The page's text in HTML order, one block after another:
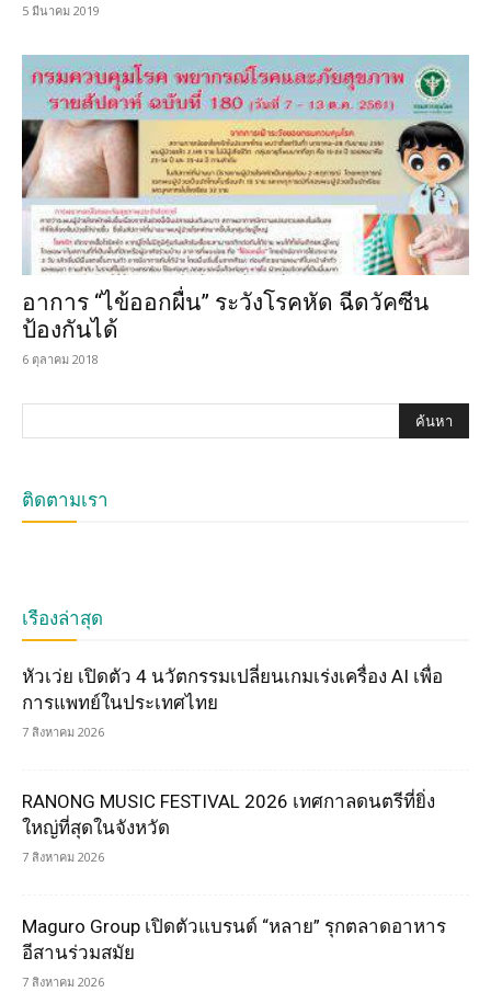
5 มีนาคม 2019
อาการ “ไข้ออกผื่น” ระวังโรคหัด ฉีดวัคซีน
ป้องกันได้
6 ตุลาคม 2018
ติดตามเรา
เรื่องล่าสุด
หัวเว่ย เปิดตัว 4 นวัตกรรมเปลี่ยนเกมเร่งเครื่อง AI เพื่อ
การแพทย์ในประเทศไทย
7 สิงหาคม 2026
RANONG MUSIC FESTIVAL 2026 เทศกาลดนตรีที่ยิ่ง
ใหญ่ที่สุดในจังหวัด
7 สิงหาคม 2026
Maguro Group เปิดตัวแบรนด์ “หลาย” รุกตลาดอาหาร
อีสานร่วมสมัย
7 สิงหาคม 2026